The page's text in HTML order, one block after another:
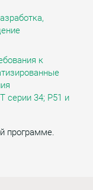
к
серии 34; Р51 и
программе.